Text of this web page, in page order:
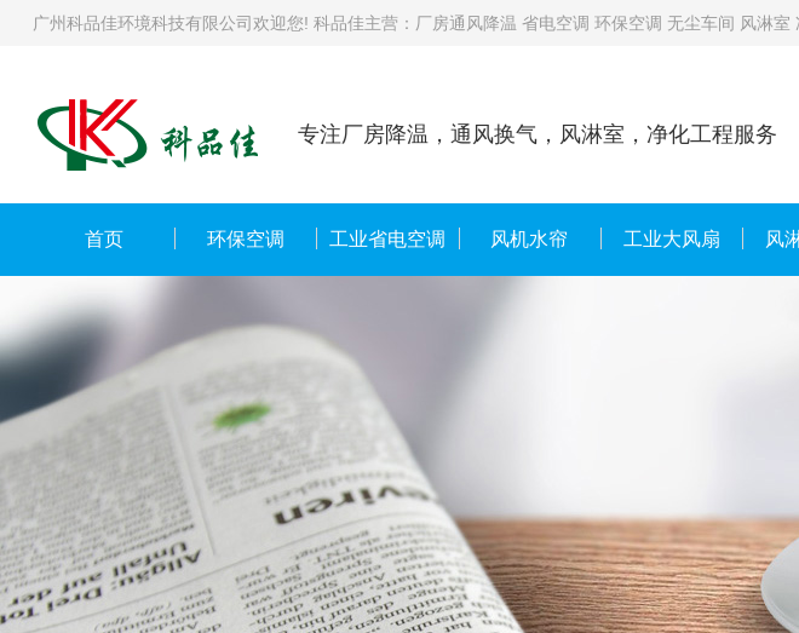
广州科品佳环境科技有限公司欢迎您! 科品佳主营：厂房通风降温 省电空调 环保空调 无尘车间 风淋室
专注厂房降温，通风换气，风淋室，净化工程服务
首页 环保空调 工业省电空调 风机水帘 工业大风扇 风